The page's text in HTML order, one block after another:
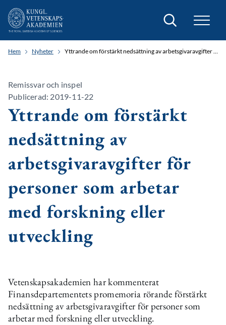
Sök
Hem Nyheter Yttrande om förstärkt nedsättning av arbetsgivaravgifter för personer som arbetar med forskning eller utveckling
Remissvar och inspel
Publicerad: 2019-11-22
Yttrande om förstärkt
nedsättning av
arbetsgivaravgifter för
personer som arbetar
med forskning eller
utveckling
Vetenskapsakademien har kommenterat
Finansdepartementets promemoria rörande förstärkt
nedsättning av arbetsgivaravgifter för personer som
arbetar med forskning eller utveckling.